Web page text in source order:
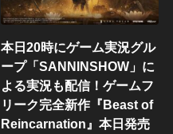
本日20時にゲーム実況グル
ープ「SANNINSHOW」に
よる実況も配信！ゲームフ
リーク完全新作『Beast of
Reincarnation』本日発売